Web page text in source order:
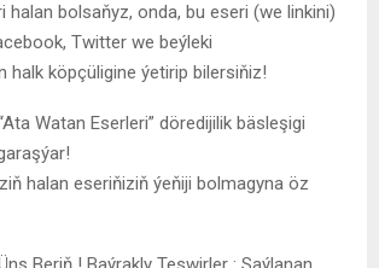
halan bolsaňyz, onda, bu eseri (we linkini)
Twitter we beýleki
halk köpçüligine ýetirip bilersiňiz!
Watan Eserleri” döredijilik bäsleşigi
halan eseriňiziň ýeňiji bolmagyna öz